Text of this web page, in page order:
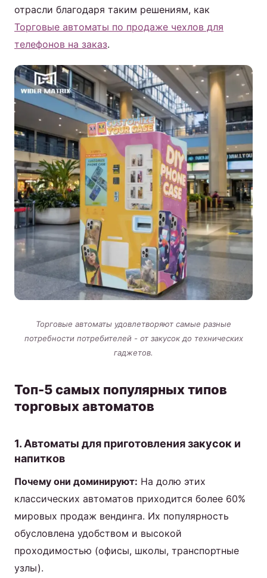
отрасли благодаря таким решениям, как
Торговые автоматы по продаже чехлов для
телефонов на заказ.
Торговые автоматы удовлетворяют самые разные
потребности потребителей - от закусок до технических
гаджетов.
Топ-5 самых популярных типов
торговых автоматов
1. Автоматы для приготовления закусок и
напитков
Почему они доминируют: На долю этих
классических автоматов приходится более 60%
мировых продаж вендинга. Их популярность
обусловлена удобством и высокой
проходимостью (офисы, школы, транспортные
узлы).